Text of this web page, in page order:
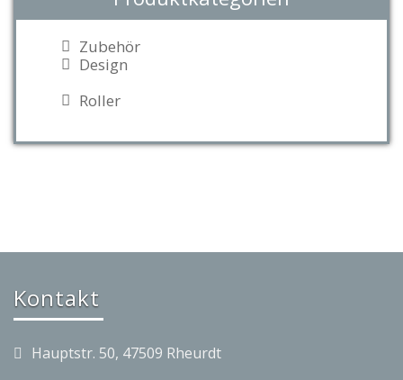
Zubehör
Design
Roller
Kontakt
Hauptstr. 50, 47509 Rheurdt